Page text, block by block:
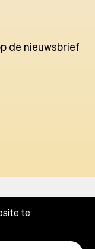
de nieuwsbrief
te